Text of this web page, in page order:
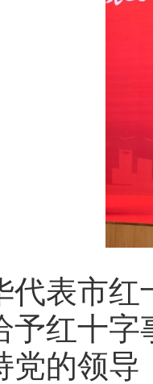
市红
予红十
党的领